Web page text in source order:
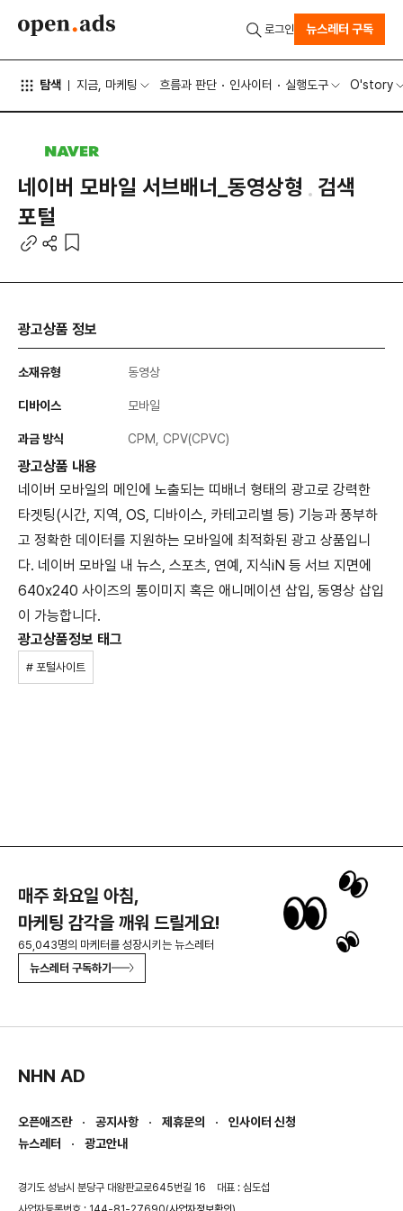
탐색 지금, 마케팅 흐름과 판단 인사이터 실행도구 O'story
로그인 뉴스레터 구독
네이버 모바일 서브배너_동영상형
검색
포털
광고상품 정보
소재유형 동영상
디바이스 모바일
과금 방식 CPM, CPV(CPVC)
광고상품 내용
네이버 모바일의 메인에 노출되는 띠배너 형태의 광고로 강력한
타겟팅(시간, 지역, OS, 디바이스, 카테고리별 등) 기능과 풍부하
고 정확한 데이터를 지원하는 모바일에 최적화된 광고 상품입니
다. 네이버 모바일 내 뉴스, 스포츠, 연예, 지식iN 등 서브 지면에
640x240 사이즈의 통이미지 혹은 애니메이션 삽입, 동영상 삽입
이 가능합니다.
광고상품정보 태그
# 포털사이트
매주 화요일 아침,
마케팅 감각을 깨워 드릴게요!
65,043명의 마케터를 성장시키는 뉴스레터
뉴스레터 구독하기
NHN AD
오픈애즈란 공지사항 제휴문의
인사이터 신청
뉴스레터
광고안내
경기도 성남시 분당구 대왕판교로645번길 16
대표 : 심도섭